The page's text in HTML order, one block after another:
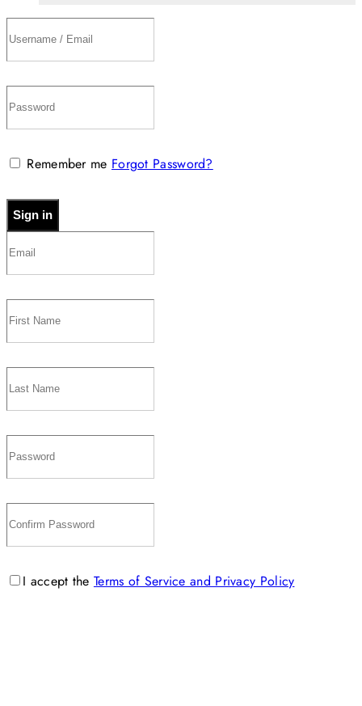
Remember me Forgot Password?
Sign in
I accept the Terms of Service and Privacy Policy